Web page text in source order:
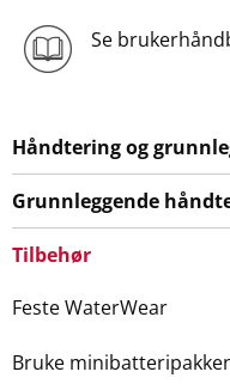
Se
Håndtering og
Grunnleggende
Tilbehør
Feste WaterWear
Bruke